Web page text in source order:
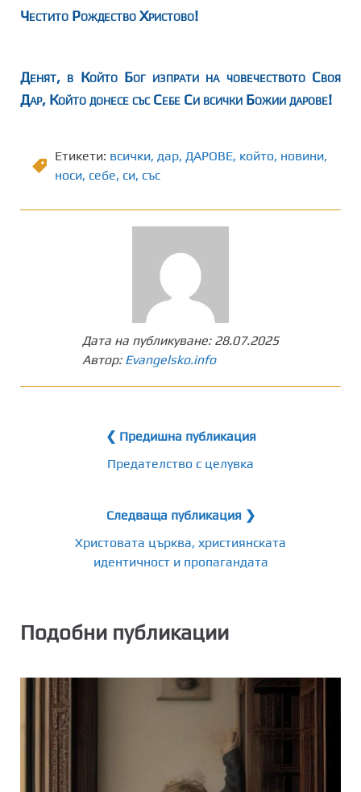
Честито Рождество Христово!
Денят, в Който Бог изпрати на човечеството Своя
Дар, Който донесе със Себе Си всички Божии дарове!
Етикети: всички, дар, ДАРОВЕ, който, новини,
носи, себе, си, със
Дата на публикуване: 28.07.2025
Автор: Evangelsko.info
❮ Предишна публикация
Предателство с целувка
Следваща публикация ❯
Христовата църква, християнската
идентичност и пропагандата
Подобни публикации